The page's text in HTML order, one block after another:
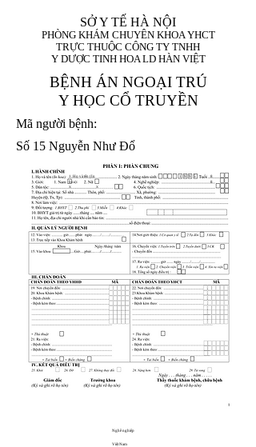
SỞ Y TẾ HÀ NỘI
PHÒNG KHÁM CHUYÊN KHOA YHCT
TRỰC THUỘC CÔNG TY TNHH
Y DƯỢC TINH HOA LD HÀN VIỆT
BỆNH ÁN NGOẠI TRÚ
Y HỌC CỔ TRUYỀN
Mã người bệnh:
Số 15 Nguyễn Như Đổ
1. Họ và tên (In
hoa):
1 9 9 5
8
8
X
X
Nghề nghiệp
Việt Nam